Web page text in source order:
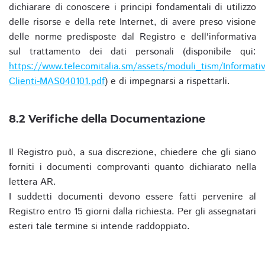
dichiarare di conoscere i principi fondamentali di utilizzo
delle risorse e della rete Internet, di avere preso visione
delle norme predisposte dal Registro e dell'informativa
sul trattamento dei dati personali (disponibile qui:
https://www.telecomitalia.sm/assets/moduli_tism/
Clienti-MAS040101.pdf) e di impegnarsi a rispettarli.
8.2 Verifiche della Documentazione
Il Registro può, a sua discrezione, chiedere che gli siano
forniti i documenti comprovanti quanto dichiarato nella
lettera AR.
I suddetti documenti devono essere fatti pervenire al
Registro entro 15 giorni dalla richiesta. Per gli assegnatari
esteri tale termine si intende raddoppiato.